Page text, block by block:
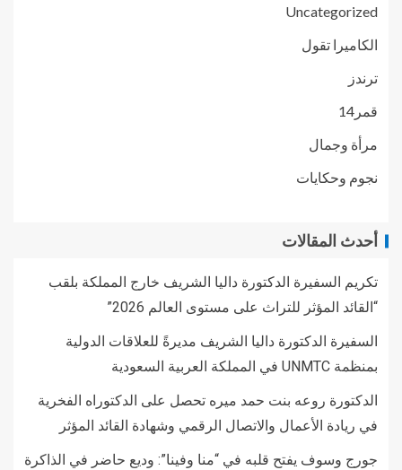
Uncategorized
الكاميرا تقول
ترندز
قمر14
مرأة وجمال
نجوم وحكايات
أحدث المقالات
تكريم السفيرة الدكتورة داليا الشريف خارج المملكة بلقب
“القائد المؤثر للتراث على مستوى العالم 2026”
السفيرة الدكتورة داليا الشريف مديرةً للعلاقات الدولية
بمنظمة UNMTC في المملكة العربية السعودية
الدكتورة روعه بنت حمد ميره تحصل على الدكتوراه الفخرية
في ريادة الأعمال والاتصال الرقمي وشهادة القائد المؤثر
جورج وسوف يفتح قلبه في “منا وفينا”: وديع حاضر في الذاكرة